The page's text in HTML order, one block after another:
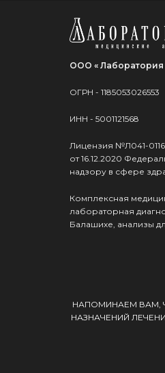
ООО « Лаборатория
ОГРН - 1185053026553
ИНН - 5001121568
Лицензия №Л041-
от 16.12.2020
надзору в сфере
Комплексная
лабораторная
Балашихе, анализы
НАПОМИНАЕМ ВАМ,
НАЗНАЧЕНИЙ